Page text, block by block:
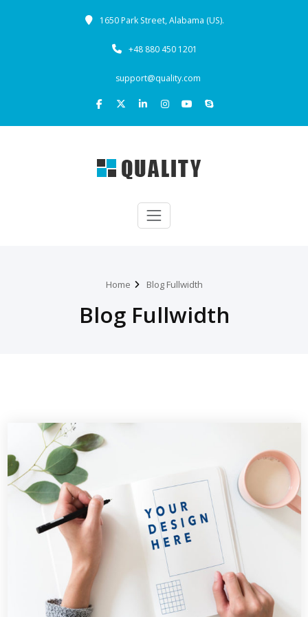
1650 Park Street, Alabama (US).
+48 880 450 1201
support@quality.com
Home Blog Fullwidth
Blog Fullwidth